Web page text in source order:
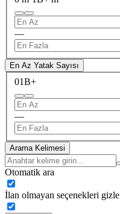
—
En Az Yatak Sayısı
01B+
—
Arama Kelimesi
Otomatik ara
İlan olmayan seçenekleri gizle